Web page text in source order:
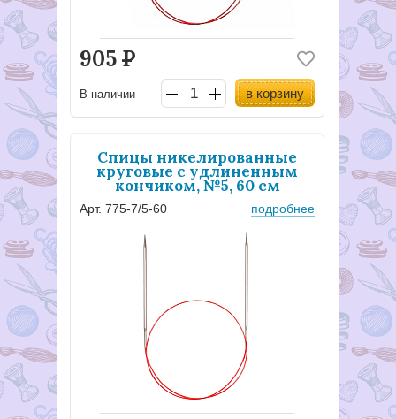
905Р
В наличии в корзину
Спицы никелированные
круговые с удлиненным
кончиком, №5, 60 см
Арт. 775-7/5-60 подробнее